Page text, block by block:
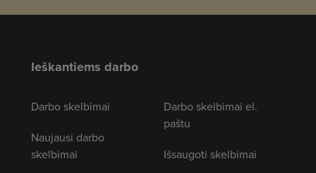
Ieškantiems darbo
Darbo skelbimai
Naujausi darbo
skelbimai
Darbo skelbimai el.
paštu
Išsaugoti skelbimai